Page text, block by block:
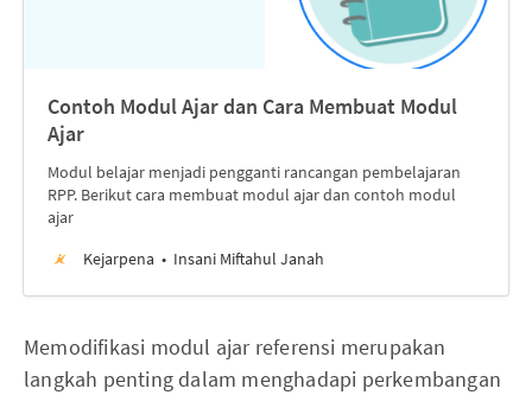
Contoh Modul Ajar dan Cara Membuat Modul
Ajar
Modul belajar menjadi pengganti rancangan pembelajaran
RPP. Berikut cara membuat modul ajar dan contoh modul
ajar
Kejarpena
Insani Miftahul Janah
Memodifikasi modul ajar referensi merupakan
langkah penting dalam menghadapi perkembangan